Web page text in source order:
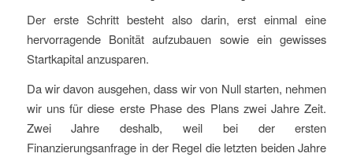
Der erste Schritt besteht also darin, erst einmal eine
hervorragende Bonität aufzubauen sowie ein gewisses
Startkapital anzusparen.
Da wir davon ausgehen, dass wir von Null starten, nehmen
wir uns für diese erste Phase des Plans zwei Jahre Zeit.
Zwei Jahre deshalb, weil bei der ersten
Finanzierungsanfrage in der Regel die letzten beiden Jahre